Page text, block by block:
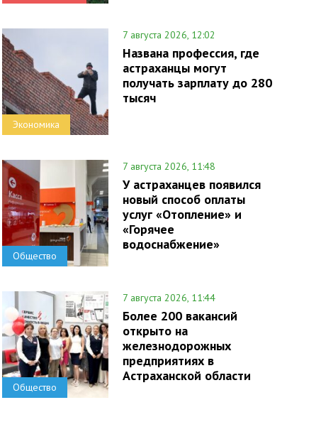
Экономика
7 августа 2026, 12:02
Названа профессия, где
астраханцы могут
получать зарплату до 280
тысяч
Общество
7 августа 2026, 11:48
У астраханцев появился
новый способ оплаты
услуг «Отопление» и
«Горячее
водоснабжение»
Общество
7 августа 2026, 11:44
Более 200 вакансий
открыто на
железнодорожных
предприятиях в
Астраханской области